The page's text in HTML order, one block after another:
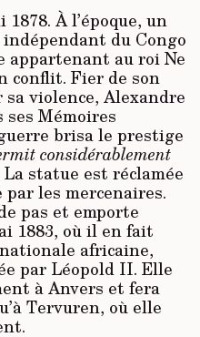
À l’époque, un
du Congo
appartenant au roi Ne
conflit. Fier de son
violence, Alexandre
Mémoires
brisa le prestige
considérablement
La statue est réclamée
les mercenaires.
pas et emporte
1883, où il en fait
africaine,
par Léopold II. Elle
à Anvers et fera
Tervuren, où elle